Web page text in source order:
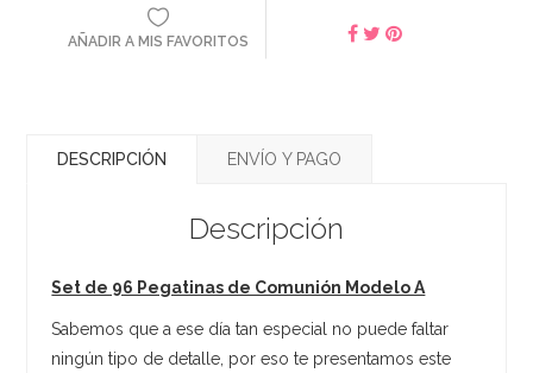
AÑADIR A MIS FAVORITOS
DESCRIPCIÓN ENVÍO Y PAGO
Descripción
Set de 96 Pegatinas de Comunión Modelo A
Sabemos que a ese día tan especial no puede faltar
ningún tipo de detalle, por eso te presentamos este